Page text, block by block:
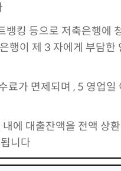
뱅킹 등으로 저축은행에
행이 제 3 자에게 부담
료가 면제되며 , 5 영업
에 대출잔액을 전액 상
니다